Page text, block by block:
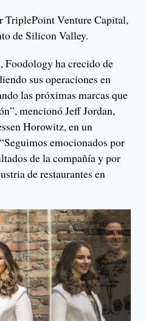
TriplePoint Venture Capital,
de Silicon Valley.
Foodology ha crecido de
sus operaciones en
las próximas marcas que
mencionó Jeff Jordan,
Horowitz, en un
emocionados por
de la compañía y por
de restaurantes en